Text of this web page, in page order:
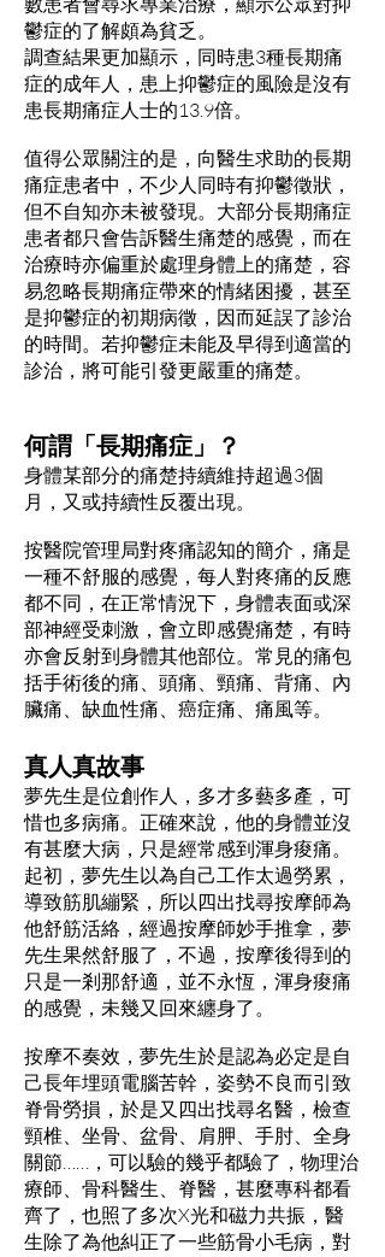
鬱症的了解頗為貧乏。
調查結果更加顯示，同時患3種長期痛
症的成年人，患上抑鬱症的風險是沒有
患長期痛症人士的13.9倍。
值得公眾關注的是，向醫生求助的長期
痛症患者中，不少人同時有抑鬱徵狀，
但不自知亦未被發現。大部分長期痛症
患者都只會告訴醫生痛楚的感覺，而在
治療時亦偏重於處理身體上的痛楚，容
易忽略長期痛症帶來的情緒困擾，甚至
是抑鬱症的初期病徵，因而延誤了診治
的時間。若抑鬱症未能及早得到適當的
診治，將可能引發更嚴重的痛楚。
何謂「長期痛症」？
身體某部分的痛楚持續維持超過3個
月，又或持續性反覆出現。
按醫院管理局對疼痛認知的簡介，痛是
一種不舒服的感覺，每人對疼痛的反應
都不同，在正常情況下，身體表面或深
部神經受刺激，會立即感覺痛楚，有時
亦會反射到身體其他部位。常見的痛包
括手術後的痛、頭痛、頸痛、背痛、內
臟痛、缺血性痛、癌症痛、痛風等。
真人真故事
夢先生是位創作人，多才多藝多產，可
惜也多病痛。正確來說，他的身體並沒
有甚麼大病，只是經常感到渾身痠痛。
起初，夢先生以為自己工作太過勞累，
導致筋肌繃緊，所以四出找尋按摩師為
他舒筋活絡，經過按摩師妙手推拿，夢
先生果然舒服了，不過，按摩後得到的
只是一剎那舒適，並不永恆，渾身痠痛
的感覺，未幾又回來纏身了。
按摩不奏效，夢先生於是認為必定是自
己長年埋頭電腦苦幹，姿勢不良而引致
脊骨勞損，於是又四出找尋名醫，檢查
頸椎、坐骨、盆骨、肩胛、手肘、全身
關節……，可以驗的幾乎都驗了，物理治
療師、骨科醫生、脊醫，甚麼專科都看
齊了，也照了多次X光和磁力共振，醫
生除了為他糾正了一些筋骨小毛病，對